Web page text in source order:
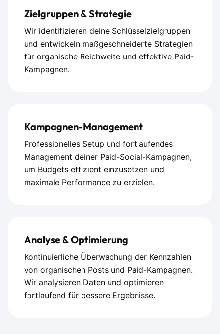
Zielgruppen & Strategie
Wir identifizieren deine Schlüsselzielgruppen
und entwickeln maßgeschneiderte Strategien
für organische Reichweite und effektive Paid-
Kampagnen.
Kampagnen-Management
Professionelles Setup und fortlaufendes
Management deiner Paid-Social-Kampagnen,
um Budgets effizient einzusetzen und
maximale Performance zu erzielen.
Analyse & Optimierung
Kontinuierliche Überwachung der Kennzahlen
von organischen Posts und Paid-Kampagnen.
Wir analysieren Daten und optimieren
fortlaufend für bessere Ergebnisse.